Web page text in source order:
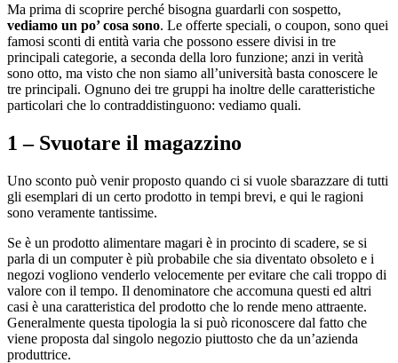
Ma prima di scoprire perché bisogna guardarli con sospetto,
vediamo un po’ cosa sono. Le offerte speciali, o coupon, sono quei
famosi sconti di entità varia che possono essere divisi in tre
principali categorie, a seconda della loro funzione; anzi in verità
sono otto, ma visto che non siamo all’università basta conoscere le
tre principali. Ognuno dei tre gruppi ha inoltre delle caratteristiche
particolari che lo contraddistinguono: vediamo quali.
1 – Svuotare il magazzino
Uno sconto può venir proposto quando ci si vuole sbarazzare di tutti
gli esemplari di un certo prodotto in tempi brevi, e qui le ragioni
sono veramente tantissime.
Se è un prodotto alimentare magari è in procinto di scadere, se si
parla di un computer è più probabile che sia diventato obsoleto e i
negozi vogliono venderlo velocemente per evitare che cali troppo di
valore con il tempo. Il denominatore che accomuna questi ed altri
casi è una caratteristica del prodotto che lo rende meno attraente.
Generalmente questa tipologia la si può riconoscere dal fatto che
viene proposta dal singolo negozio piuttosto che da un’azienda
produttrice.